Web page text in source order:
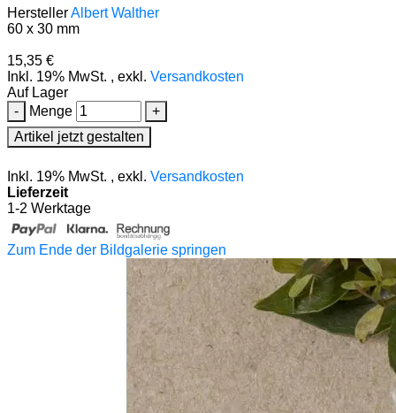
HerstellerAlbert Walther
60 x 30 mm
15,35 €
Inkl. 19% MwSt. , exkl. Versandkosten
Auf Lager
-
Menge
+
Artikel jetzt gestalten
Inkl. 19% MwSt. , exkl. Versandkosten
Lieferzeit
1-2 Werktage
Zum Ende der Bildgalerie springen